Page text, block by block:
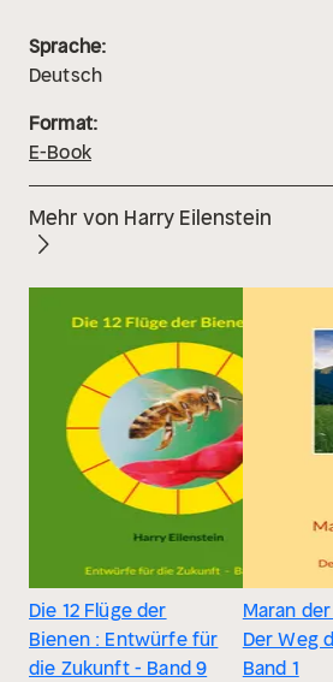
Sprache:
Deutsch
Format:
E-Book
Mehr von Harry Eilenstein
Die 12 Flüge der
Bienen : Entwürfe für
die Zukunft - Band 9
Maran
Der Weg
Band 1